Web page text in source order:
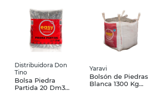
Distribuidora Don
Tino
Bolsa Piedra
Partida 20 Dm3
Yaravi
Bolsón de Piedras
Blanca 1300 Kg